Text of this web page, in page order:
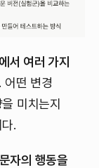
서 여러 가지
어떤 변경
미치는지
.
자의 행동을